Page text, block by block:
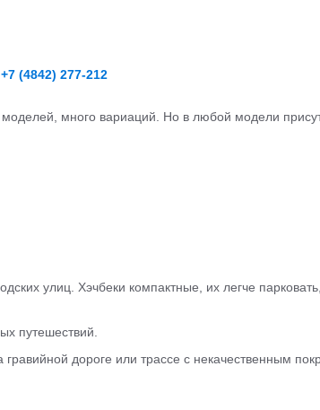
+7 (4842) 277-212
много вариаций. Но в любой модели
улиц. Хэчбеки компактные, их легче
путешествий.
дороге или трассе с некачественным